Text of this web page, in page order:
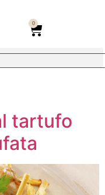
0
tartufo